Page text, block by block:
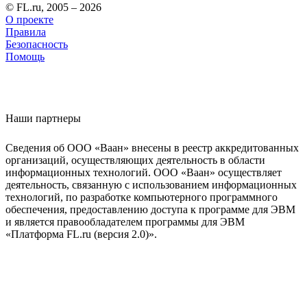
© FL.ru, 2005 – 2026
О проекте
Правила
Безопасность
Помощь
Наши партнеры
Сведения об ООО «Ваан» внесены в реестр аккредитованных
организаций, осуществляющих деятельность в области
информационных технологий. ООО «Ваан» осуществляет
деятельность, связанную с использованием информационных
технологий, по разработке компьютерного программного
обеспечения, предоставлению доступа к программе для ЭВМ
и является правообладателем программы для ЭВМ
«Платформа FL.ru (версия 2.0)».